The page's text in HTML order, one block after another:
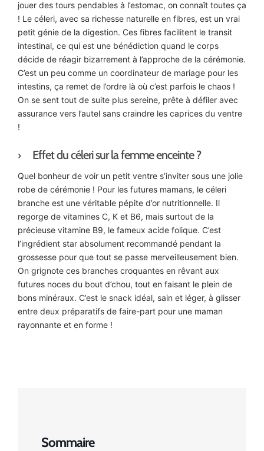
Sommaire
jouer des tours pendables à l’estomac, on connaît toutes ça
! Le céleri, avec sa richesse naturelle en fibres, est un vrai
petit génie de la digestion. Ces fibres facilitent le transit
intestinal, ce qui est une bénédiction quand le corps
décide de réagir bizarrement à l’approche de la cérémonie.
C’est un peu comme un coordinateur de mariage pour les
intestins, ça remet de l’ordre là où c’est parfois le chaos !
On se sent tout de suite plus sereine, prête à défiler avec
assurance vers l’autel sans craindre les caprices du ventre
!
Effet du céleri sur la femme enceinte ?
Quel bonheur de voir un petit ventre s’inviter sous une jolie
robe de cérémonie ! Pour les futures mamans, le céleri
branche est une véritable pépite d’or nutritionnelle. Il
regorge de vitamines C, K et B6, mais surtout de la
précieuse vitamine B9, le fameux acide folique. C’est
l’ingrédient star absolument recommandé pendant la
grossesse pour que tout se passe merveilleusement bien.
On grignote ces branches croquantes en rêvant aux
futures noces du bout d’chou, tout en faisant le plein de
bons minéraux. C’est le snack idéal, sain et léger, à glisser
entre deux préparatifs de faire-part pour une maman
rayonnante et en forme !